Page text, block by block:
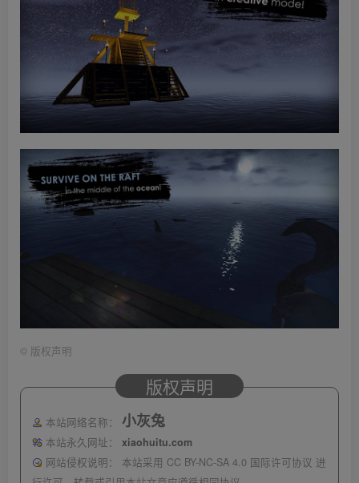
© 版权声明
版权声明
本站网络名称： 小灰兔
本站永久网址：
xiaohuitu.com
网站侵权说明：
本站采用 CC BY-NC-SA 4.0 国际许可协议 进